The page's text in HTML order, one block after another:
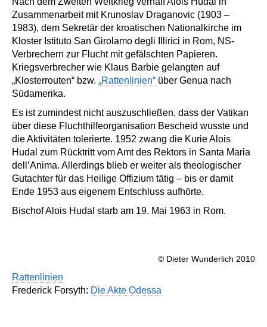
Zusammenarbeit mit Krunoslav Draganovic (1903 –
1983), dem Sekretär der kroatischen Nationalkirche im
Kloster Istituto San Girolamo degli Illirici in Rom, NS-
Verbrechern zur Flucht mit gefälschten Papieren.
Kriegsverbrecher wie Klaus Barbie gelangten auf
„Klosterrouten“ bzw. „Rattenlinien“ über Genua nach
Südamerika.
Es ist zumindest nicht auszuschließen, dass der Vatikan
über diese Fluchthilfeorganisation Bescheid wusste und
die Aktivitäten tolerierte. 1952 zwang die Kurie Alois
Hudal zum Rücktritt vom Amt des Rektors in Santa Maria
dell’Anima. Allerdings blieb er weiter als theologischer
Gutachter für das Heilige Offizium tätig – bis er damit
Ende 1953 aus eigenem Entschluss aufhörte.
Bischof Alois Hudal starb am 19. Mai 1963 in Rom.
© Dieter Wunderlich 2010
Rattenlinien
Frederick Forsyth: Die Akte Odessa